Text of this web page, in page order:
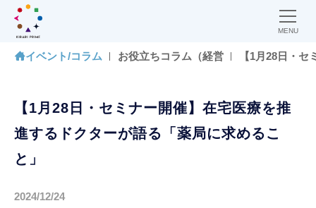
MENU
イベント/コラム お役立ちコラム（経営 【1月28日・
【1月28日・セミナー開催】在宅医療を推
進するドクターが語る「薬局に求めるこ
と」
2024/12/24